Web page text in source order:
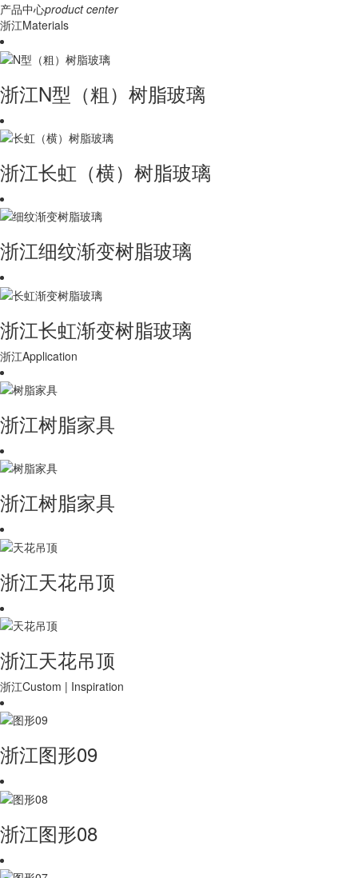
产品中心product center
浙江Materials
浙江N型（粗）树脂玻璃
浙江长虹（横）树脂玻璃
浙江细纹渐变树脂玻璃
浙江长虹渐变树脂玻璃
浙江Application
浙江树脂家具
浙江树脂家具
浙江天花吊顶
浙江天花吊顶
浙江Custom | Inspiration
浙江图形09
浙江图形08